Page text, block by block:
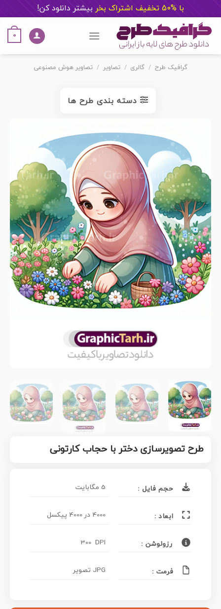
با %50 تخفیف اشتراک بخر بیشتر دانلود کن!
content
0
گرافیک طرح / گالری / تصاویر / تصاویر هوش مصنوعی
دسته بندی طرح ها
طرح تصویرسازی دختر با حجاب کارتونی
حجم فایل : 5 مگابایت
ابعاد : 4000 در 4000 پیکسل
رزولوشن : 300 DPI
فرمت : JPG تصویر